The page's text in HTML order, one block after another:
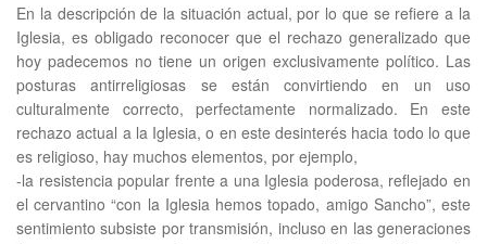
En la descripción de la situación actual, por lo que se refiere a la
Iglesia, es obligado reconocer que el rechazo generalizado que
hoy padecemos no tiene un origen exclusivamente político. Las
posturas antirreligiosas se están convirtiendo en un uso
culturalmente correcto, perfectamente normalizado. En este
rechazo actual a la Iglesia, o en este desinterés hacia todo lo que
es religioso, hay muchos elementos, por ejemplo,
-la resistencia popular frente a una Iglesia poderosa, reflejado en
el cervantino “con la Iglesia hemos topado, amigo Sancho”, este
sentimiento subsiste por transmisión, incluso en las generaciones